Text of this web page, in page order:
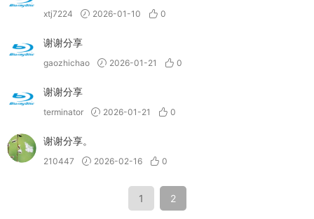
xtj7224 2026-01-10 0
谢谢分享
gaozhichao 2026-01-21 0
谢谢分享
terminator 2026-01-21 0
谢谢分享。
210447 2026-02-16 0
1 2